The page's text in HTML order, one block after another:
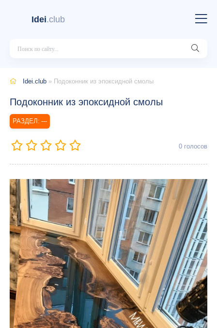
Idei.club
Idei.club » Подоконник из эпоксидной смолы
Подоконник из эпоксидной смолы
---
0 голосов